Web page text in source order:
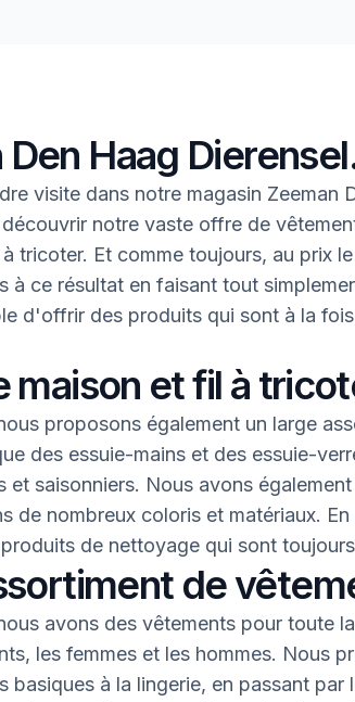
Haag
visite dans notre magasin Zeeman
notre vaste offre de
tricoter. Et comme toujours, au prix
à ce résultat en faisant tout
d'offrir des produits qui sont à la
maison et fil à
proposons également un large
des essuie-mains et des essuie-
et saisonniers. Nous avons
de nombreux coloris et matériaux.
de nettoyage qui sont
de
avons des vêtements pour toute
les femmes et les hommes. Nous
basiques à la lingerie, en passant par